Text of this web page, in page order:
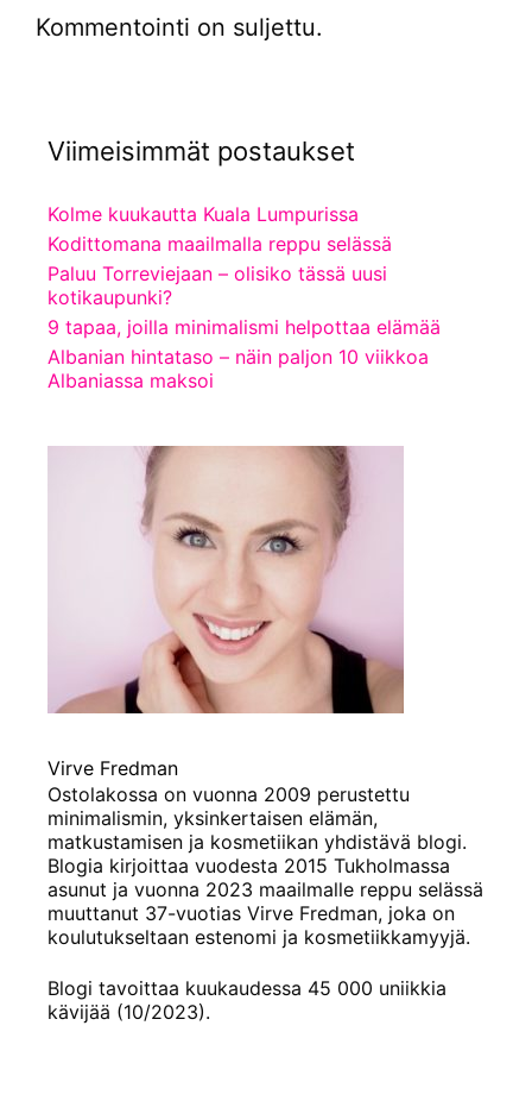
Kommentointi on suljettu.
Viimeisimmät postaukset
Kolme kuukautta Kuala Lumpurissa
Kodittomana maailmalla reppu selässä
Paluu Torreviejaan – olisiko tässä uusi
kotikaupunki?
9 tapaa, joilla minimalismi helpottaa elämää
Albanian hintataso – näin paljon 10 viikkoa
Albaniassa maksoi
Virve Fredman
Ostolakossa on vuonna 2009 perustettu
minimalismin, yksinkertaisen elämän,
matkustamisen ja kosmetiikan yhdistävä blogi.
Blogia kirjoittaa vuodesta 2015 Tukholmassa
asunut ja vuonna 2023 maailmalle reppu selässä
muuttanut 37-vuotias Virve Fredman, joka on
koulutukseltaan estenomi ja kosmetiikkamyyjä.
Blogi tavoittaa kuukaudessa 45 000 uniikkia
kävijää (10/2023).